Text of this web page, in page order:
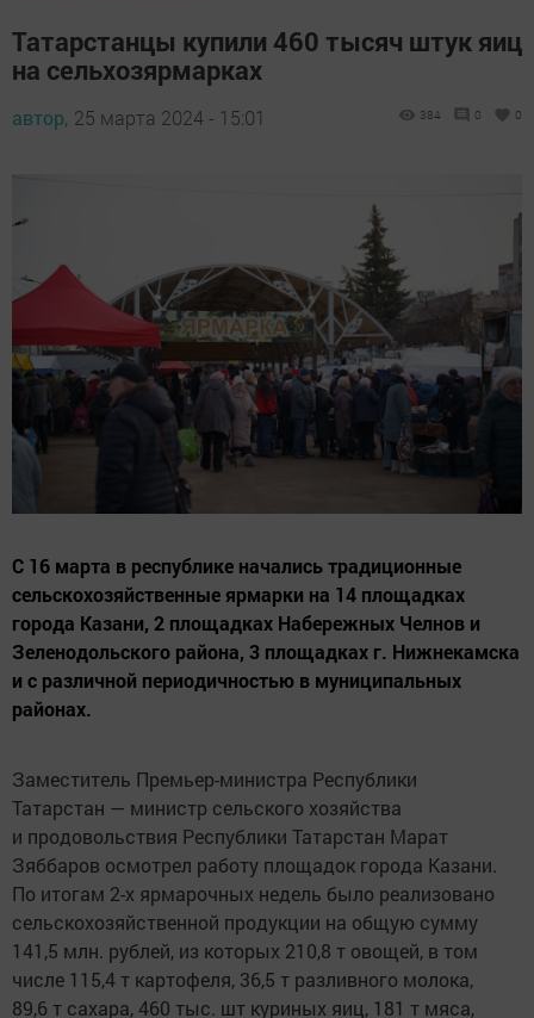
Татарстанцы купили 460 тысяч штук яиц
на сельхозярмарках
автор, 25 марта 2024 - 15:01 384 0 0
С 16 марта в республике начались традиционные
сельскохозяйственные ярмарки на 14 площадках
города Казани, 2 площадках Набережных Челнов и
Зеленодольского района, 3 площадках г. Нижнекамска
и с различной периодичностью в муниципальных
районах.
Заместитель Премьер-министра Республики
Татарстан — министр сельского хозяйства
и продовольствия Республики Татарстан Марат
Зяббаров осмотрел работу площадок города Казани.
По итогам 2-х ярмарочных недель было реализовано
сельскохозяйственной продукции на общую сумму
141,5 млн. рублей, из которых 210,8 т овощей, в том
числе 115,4 т картофеля, 36,5 т разливного молока,
89,6 т сахара, 460 тыс. шт куриных яиц, 181 т мяса,